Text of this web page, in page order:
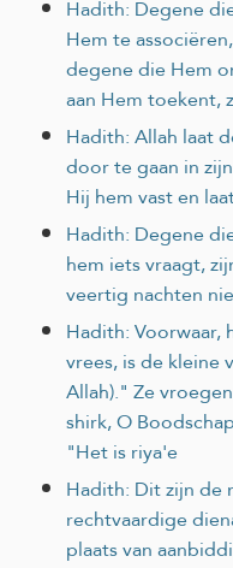
Hadith: Degene
Hem te
degene die Hem
aan Hem toekent,
Hadith: Allah laat
door te gaan in
Hij hem vast en
Hadith: Degene
hem iets vraagt,
veertig nachten
Hadith:
vrees, is de kleine
Allah)." Ze
shirk, O
"Het is riya'e
Hadith: Dit zijn de
rechtvaardige
plaats van